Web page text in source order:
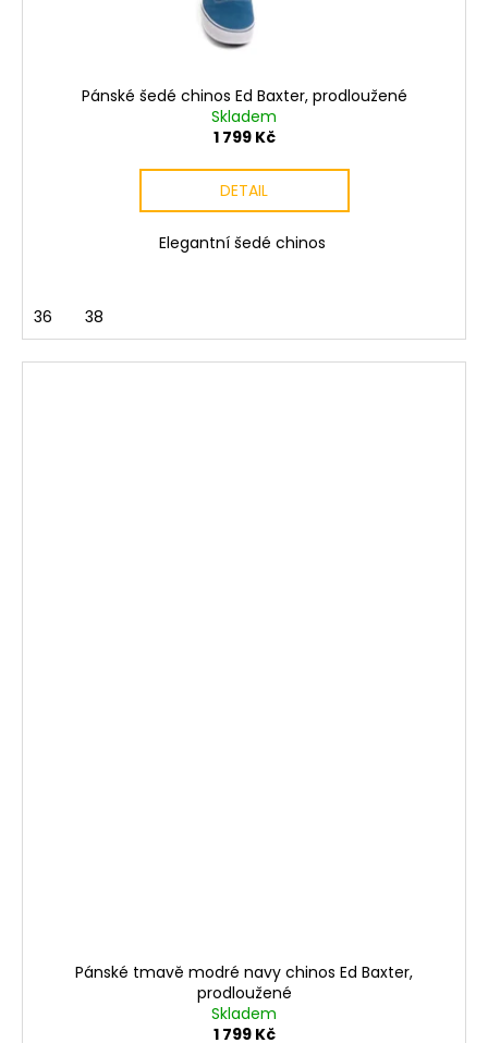
Pánské šedé chinos Ed Baxter, prodloužené
Skladem
1 799 Kč
DETAIL
Elegantní šedé chinos
36 38
Pánské tmavě modré navy chinos Ed Baxter,
prodloužené
Skladem
1 799 Kč